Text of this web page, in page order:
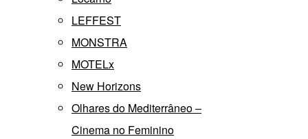
LEFFEST
MONSTRA
MOTELx
New Horizons
Olhares do Mediterrâneo –
Cinema no Feminino